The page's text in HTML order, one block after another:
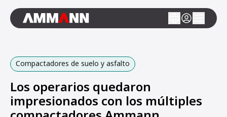
Compactadores de suelo y asfalto
Los operarios quedaron
impresionados con los múltiples